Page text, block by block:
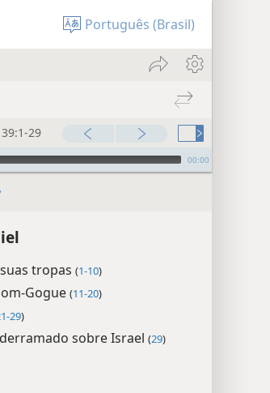
Português (Brasil)
29
00:00
tropas (1-10)
Gogue (11-20)
29)
sobre Israel (29)